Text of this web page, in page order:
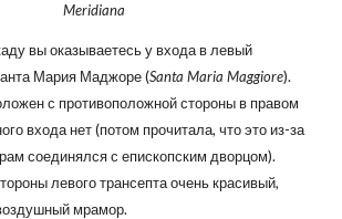
Meridiana
вы оказываетесь у входа в левый
Мария Маджоре (Santa Maria Maggiore).
с противоположной стороны в правом
входа нет (потом прочитала, что это из-за
соединялся с епископским дворцом).
левого трансепта очень красивый,
мрамор.